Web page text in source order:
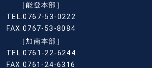
［能登本部］
TEL.0767-53-0222
FAX.0767-53-8084
［加南本部］
TEL.0761-22-6244
FAX.0761-24-6316